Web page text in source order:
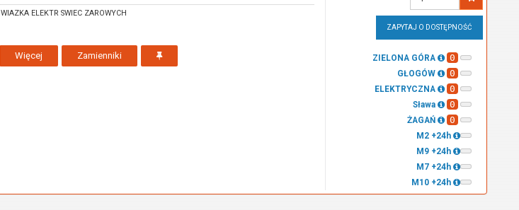
WIAZKA ELEKTR SWIEC ZAROWYCH
Więcej Zamienniki
ZAPYTAJ O DOSTĘPNOŚĆ
ZIELONA GÓRA 0
GŁOGÓW 0
ELEKTRYCZNA 0
Sława 0
ŻAGAŃ 0
M2 +24h
M9 +24h
M7 +24h
M10 +24h